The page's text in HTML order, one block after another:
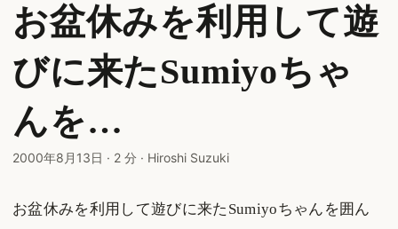
お盆休みを利用して遊
びに来たSumiyoちゃ
んを…
2000年8月13日 · 2 分 · Hiroshi Suzuki
お盆休みを利用して遊びに来たSumiyoちゃんを囲ん